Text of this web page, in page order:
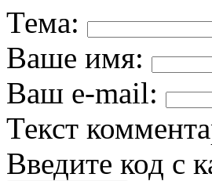
Тема:
Ваше имя:
Ваш e-mail:
Текст
Введите код с